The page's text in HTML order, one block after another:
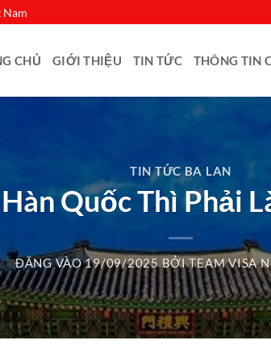
Nam
CHỦ GIỚI THIỆU TIN TỨC THÔNG TIN
TIN TỨC BA LAN
Quốc Thì Phải
ĐĂNG VÀO19/09/2025 BỞITEAM VISA